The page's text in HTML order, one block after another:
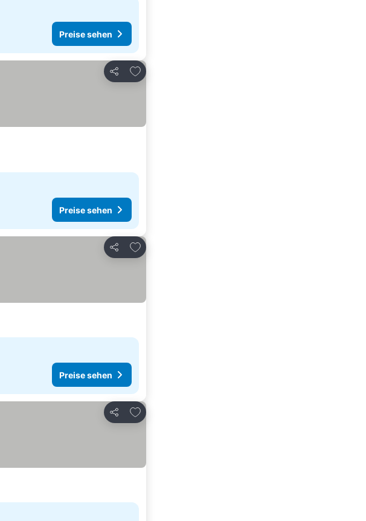
Preise sehen
Teilen
Zu Favoriten hinzufügen
Preise sehen
Teilen
Zu Favoriten hinzufügen
Preise sehen
Teilen
Zu Favoriten hinzufügen